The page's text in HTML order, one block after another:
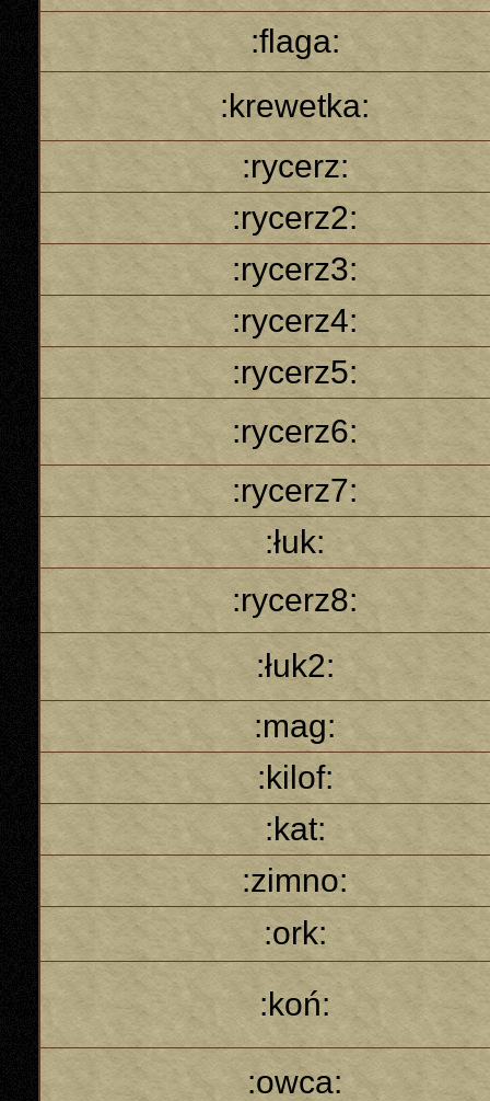
:flaga:
:krewetka:
:rycerz:
:rycerz2:
:rycerz3:
:rycerz4:
:rycerz5:
:rycerz6:
:rycerz7:
:łuk:
:rycerz8:
:łuk2:
:mag:
:kilof:
:kat:
:zimno:
:ork:
:koń:
:owca: